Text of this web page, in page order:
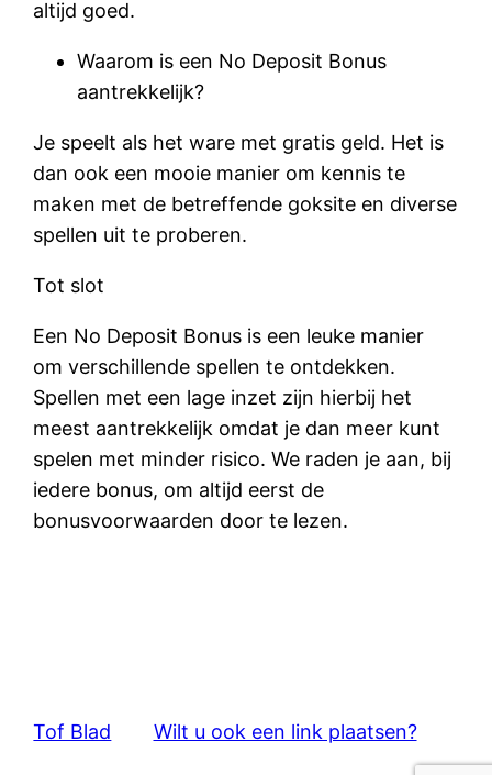
altijd goed.
Waarom is een No Deposit Bonus
aantrekkelijk?
Je speelt als het ware met gratis geld. Het is
dan ook een mooie manier om kennis te
maken met de betreffende goksite en diverse
spellen uit te proberen.
Tot slot
Een No Deposit Bonus is een leuke manier
om verschillende spellen te ontdekken.
Spellen met een lage inzet zijn hierbij het
meest aantrekkelijk omdat je dan meer kunt
spelen met minder risico. We raden je aan, bij
iedere bonus, om altijd eerst de
bonusvoorwaarden door te lezen.
Tof Blad Wilt u ook een link plaatsen?